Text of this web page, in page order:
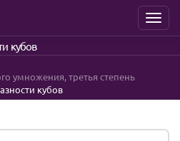
Menu
кубов
умножения, третья степень
кубов